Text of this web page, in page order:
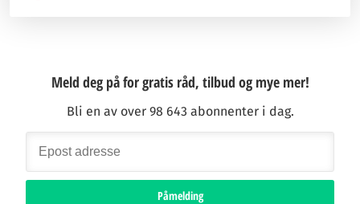
Meld deg på for gratis råd, tilbud og mye mer!
Bli en av over 98 643 abonnenter i dag.
Påmelding